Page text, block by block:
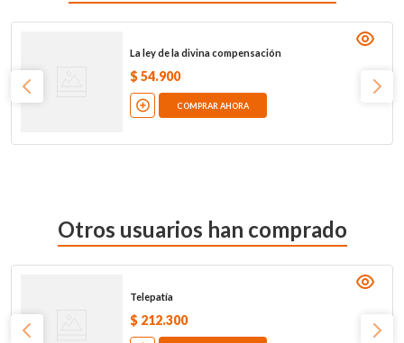
La ley de la divina compensación
$ 54.900
COMPRAR AHORA
Otros usuarios han comprado
Telepatía
$ 212.300